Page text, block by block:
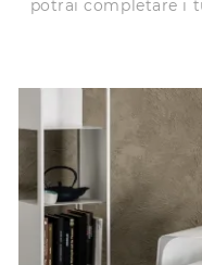
potrai completare i